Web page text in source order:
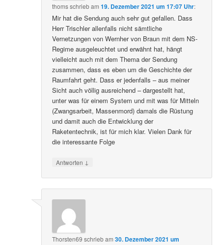
thomsschriebam19. Dezember 2021 um 17:07 Uhr:
Mir hat die Sendung auch sehr gut gefallen. Dass
Herr Trischler allenfalls nicht sämtliche
Vernetzungen von Wernher von Braun mit dem NS-
Regime ausgeleuchtet und erwähnt hat, hängt
vielleicht auch mit dem Thema der Sendung
zusammen, dass es eben um die Geschichte der
Raumfahrt geht. Dass er jedenfalls – aus meiner
Sicht auch völlig ausreichend – dargestellt hat,
unter was für einem System und mit was für Mitteln
(Zwangsarbeit, Massenmord) damals die Rüstung
und damit auch die Entwicklung der
Raketentechnik, ist für mich klar. Vielen Dank für
die interessante Folge
Antworten ↓
Thorsten69 schriebam30. Dezember 2021 um